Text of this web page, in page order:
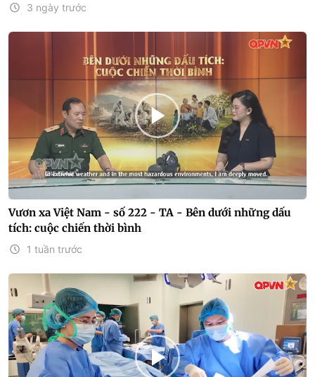
3 ngày trước
Vươn xa Việt Nam - số 222 - TA - Bên dưới những dấu
tích: cuộc chiến thời bình
1 tuần trước